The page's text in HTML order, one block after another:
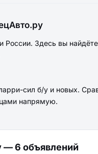
Здесь вы
сил б/у и новых.
напрямую.
— 6 объявлений